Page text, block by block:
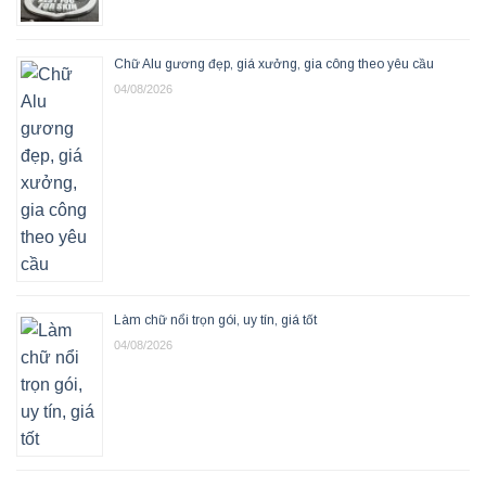
Chữ Alu gương đẹp, giá xưởng, gia công theo yêu cầu
04/08/2026
Làm chữ nổi trọn gói, uy tín, giá tốt
04/08/2026